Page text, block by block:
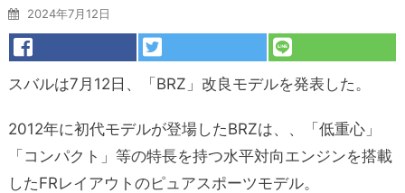
2024年7月12日
スバルは7月12日、「BRZ」改良モデルを発表した。
2012年に初代モデルが登場したBRZは、、「低重心」
「コンパクト」等の特長を持つ水平対向エンジンを搭載
したFRレイアウトのピュアスポーツモデル。